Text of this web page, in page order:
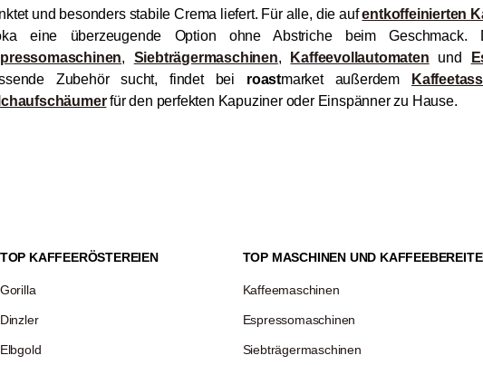
und besonders stabile Crema liefert. Für alle, die aufentkoffeinierten
eine überzeugende Option ohne Abstriche beim
, Siebträgermaschinen, Kaffeevollautomaten und
Zubehör sucht, findet bei roastmarket außerdem
für den perfekten Kapuziner oder Einspänner zu Hause.
TOP KAFFEERÖSTEREIEN
Gorilla
Dinzler
Elbgold
TOP MASCHINEN UND
Kaffeemaschinen
Espressomaschinen
Siebträgermaschinen